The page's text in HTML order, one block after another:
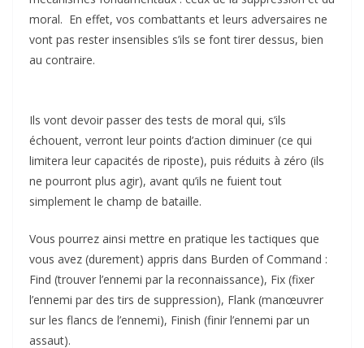
moral. En effet, vos combattants et leurs adversaires ne
vont pas rester insensibles s’ils se font tirer dessus, bien
au contraire.
Ils vont devoir passer des tests de moral qui, s’ils
échouent, verront leur points d’action diminuer (ce qui
limitera leur capacités de riposte), puis réduits à zéro (ils
ne pourront plus agir), avant qu’ils ne fuient tout
simplement le champ de bataille.
Vous pourrez ainsi mettre en pratique les tactiques que
vous avez (durement) appris dans Burden of Command :
Find (trouver l’ennemi par la reconnaissance), Fix (fixer
l’ennemi par des tirs de suppression), Flank (manœuvrer
sur les flancs de l’ennemi), Finish (finir l’ennemi par un
assaut).